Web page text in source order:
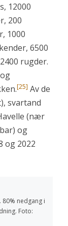
12000
200
1000
6500
rugder.
[25] Av de
svartand
(nær
og
og 2022
nedgang i
Foto: